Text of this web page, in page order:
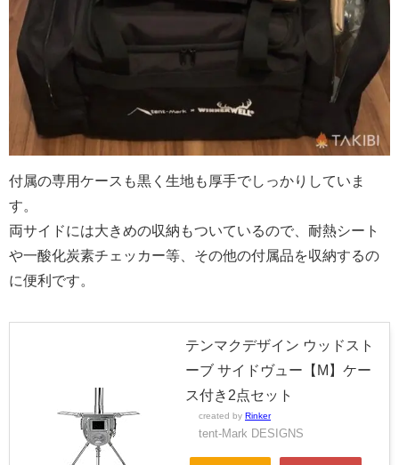
付属の専用ケースも黒く生地も厚手でしっかりしていま
す。
両サイドには大きめの収納もついているので、耐熱シート
や一酸化炭素チェッカー等、その他の付属品を収納するの
に便利です。
テンマクデザイン ウッドスト
ーブ サイドヴュー【M】ケー
ス付き2点セット
created by Rinker
tent-Mark DESIGNS